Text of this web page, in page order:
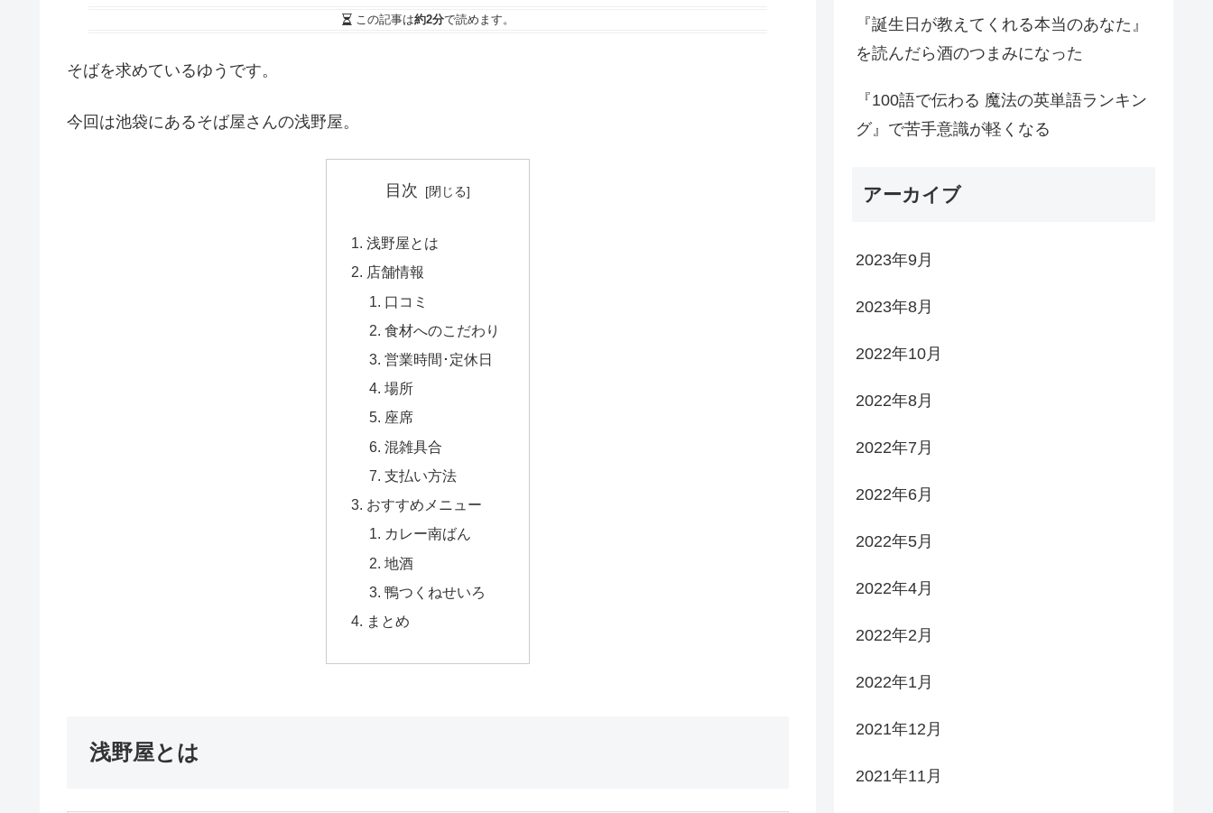
この記事は約2分で読めます。
そばを求めているゆうです。
今回は池袋にあるそば屋さんの浅野屋。
目次
浅野屋とは
店舗情報
口コミ
食材へのこだわり
営業時間･定休日
場所
座席
混雑具合
支払い方法
おすすめメニュー
カレー南ばん
地酒
鴨つくねせいろ
まとめ
浅野屋とは
『誕生日が教えてくれる本当のあなた』
を読んだら酒のつまみになった
『100語で伝わる 魔法の英単語ランキン
グ』で苦手意識が軽くなる
アーカイブ
2023年9月
2023年8月
2022年10月
2022年8月
2022年7月
2022年6月
2022年5月
2022年4月
2022年2月
2022年1月
2021年12月
2021年11月